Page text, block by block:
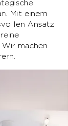
Mit einem
Ansatz
Wir machen